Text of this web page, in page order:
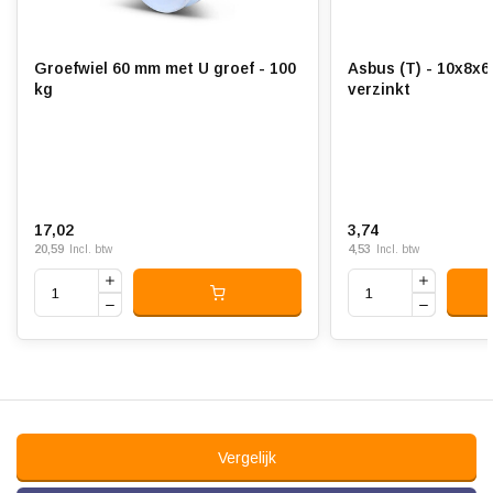
Groefwiel 60 mm met U groef - 100
kg
17,02
20,59 Incl. btw
Asbus (T) -
verzinkt
3,74
4,53 Incl. btw
Vergelijk